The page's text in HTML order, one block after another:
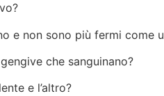
e non sono più fermi come
che sanguinano?
e l’altro?